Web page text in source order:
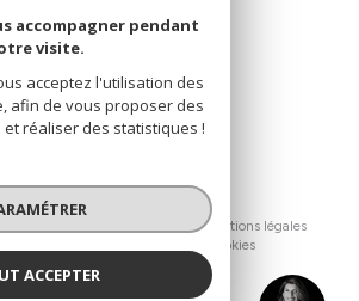
© 2026 | Tous droits réservés
Mentions légales
Cookies
accompagner pendant
visite.
acceptez l'utilisation des
afin de vous proposer des
réaliser des statistiques !
ACCEPTER